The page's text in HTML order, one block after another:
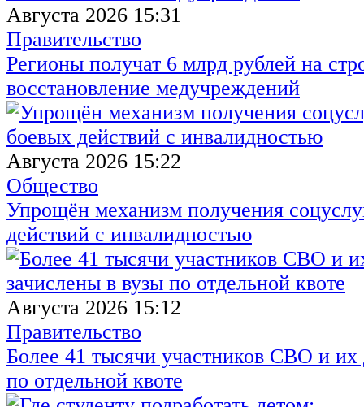
Августа 2026 15:31
Правительство
Регионы получат 6 млрд рублей на
восстановление медучреждений
Августа 2026 15:22
Общество
Упрощён механизм получения
действий с инвалидностью
Августа 2026 15:12
Правительство
Более 41 тысячи участников СВО и их
по отдельной квоте